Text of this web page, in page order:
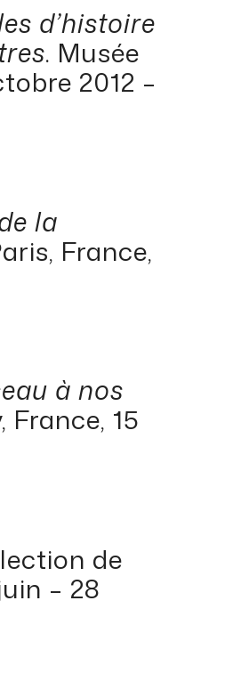
d’histoire
. Musée
2012 –
la
France,
à nos
15
de
– 28